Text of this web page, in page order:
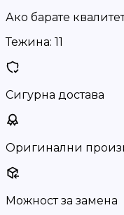
Ако барате
Тежина: 11
Сигурна достава
Оригинални
Можност за замена